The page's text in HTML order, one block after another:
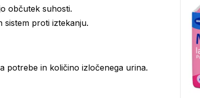
občutek suhosti.
sistem proti iztekanju.
potrebe in količino izločenega urina.